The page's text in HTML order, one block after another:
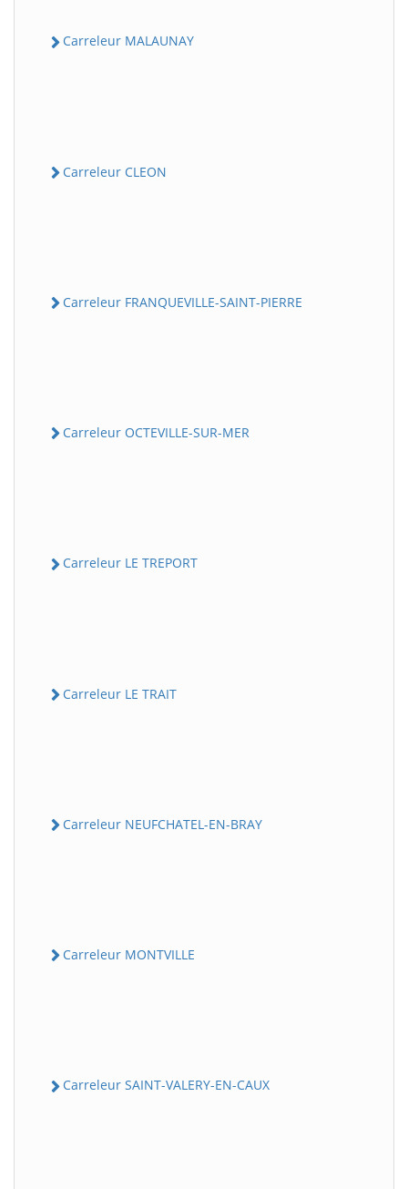
Carreleur MALAUNAY
Carreleur CLEON
Carreleur FRANQUEVILLE-SAINT-PIERRE
Carreleur OCTEVILLE-SUR-MER
Carreleur LE TREPORT
Carreleur LE TRAIT
Carreleur NEUFCHATEL-EN-BRAY
Carreleur MONTVILLE
Carreleur SAINT-VALERY-EN-CAUX